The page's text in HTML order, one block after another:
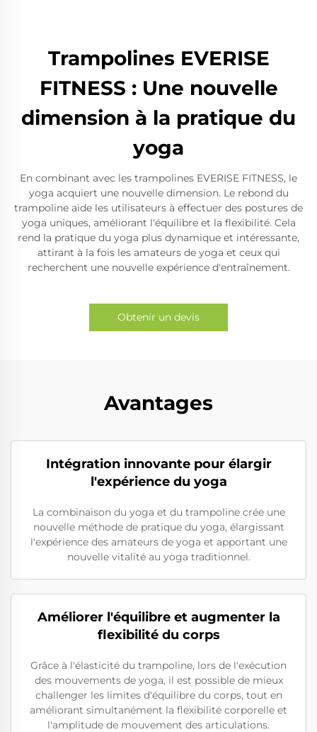
Trampolines EVERISE
FITNESS : Une nouvelle
dimension à la pratique du
yoga
En combinant avec les trampolines EVERISE FITNESS, le
yoga acquiert une nouvelle dimension. Le rebond du
trampoline aide les utilisateurs à effectuer des postures de
yoga uniques, améliorant l'équilibre et la flexibilité. Cela
rend la pratique du yoga plus dynamique et intéressante,
attirant à la fois les amateurs de yoga et ceux qui
recherchent une nouvelle expérience d'entraînement.
Obtenir un devis
Avantages
Intégration innovante pour élargir
l'expérience du yoga
La combinaison du yoga et du trampoline crée une
nouvelle méthode de pratique du yoga, élargissant
l'expérience des amateurs de yoga et apportant une
nouvelle vitalité au yoga traditionnel.
Améliorer l'équilibre et augmenter la
flexibilité du corps
Grâce à l'élasticité du trampoline, lors de l'exécution
des mouvements de yoga, il est possible de mieux
challenger les limites d'équilibre du corps, tout en
améliorant simultanément la flexibilité corporelle et
l'amplitude de mouvement des articulations.